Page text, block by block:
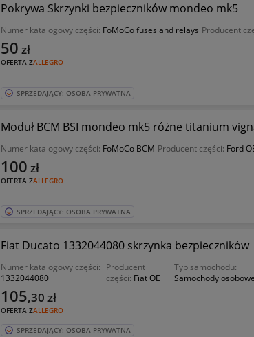
Pokrywa Skrzynki bezpieczników mondeo mk5
Numer katalogowy części: FoMoCo fuses and relays Producent
OFERTA ZALLEGRO
50 zł
SPRZEDAJĄCY: OSOBA PRYWATNA
Moduł BCM BSI mondeo mk5 różne titanium
Numer katalogowy części: FoMoCo BCM Producent części: Ford
OFERTA ZALLEGRO
100 zł
SPRZEDAJĄCY: OSOBA PRYWATNA
Fiat Ducato 1332044080 skrzynka bezpieczników
Numer katalogowy części:
1332044080
Producent
części: Fiat OE
Typ samochodu:
Samochody osobowe
OFERTA ZALLEGRO
105,30 zł
SPRZEDAJĄCY: OSOBA PRYWATNA